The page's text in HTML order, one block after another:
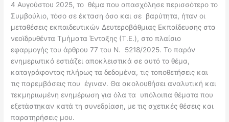
4 Αυγούστου 2025, το θέμα που απασχόλησε περισσότερο το
Συμβούλιο, τόσο σε έκταση όσο και σε βαρύτητα, ήταν οι
μεταθέσεις εκπαιδευτικών Δευτεροβάθμιας Εκπαίδευσης στα
νεοϊδρυθέντα Τμήματα Ένταξης (Τ.Ε.), στο πλαίσιο
εφαρμογής του άρθρου 77 του Ν. 5218/2025. Το παρόν
ενημερωτικό εστιάζει αποκλειστικά σε αυτό το θέμα,
καταγράφοντας πλήρως τα δεδομένα, τις τοποθετήσεις και
τις παρεμβάσεις που έγιναν. Θα ακολουθήσει αναλυτική και
τεκμηριωμένη ενημέρωση για όλα τα υπόλοιπα θέματα που
εξετάστηκαν κατά τη συνεδρίαση, με τις σχετικές θέσεις και
παρατηρήσεις μου.